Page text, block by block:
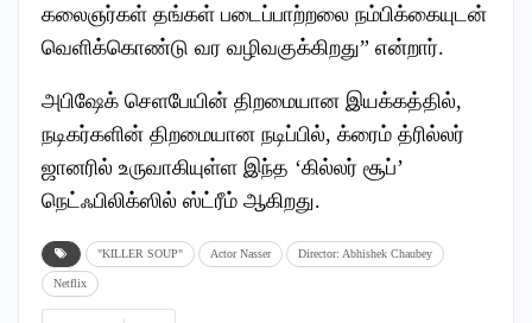
கலைஞர்கள் தங்கள் படைப்பாற்றலை நம்பிக்கையுடன்
வெளிக்கொண்டு வர வழிவகுக்கிறது” என்றார்.
அபிஷேக் செளபேயின் திறமையான இயக்கத்தில்,
நடிகர்களின் திறமையான நடிப்பில், க்ரைம் த்ரில்லர்
ஜானரில் உருவாகியுள்ள இந்த ‘கில்லர் சூப்’
நெட்ஃபிலிக்ஸில் ஸ்ட்ரீம் ஆகிறது.
"KILLER SOUP" Actor Nasser Director: Abhishek Chaubey
Netflix